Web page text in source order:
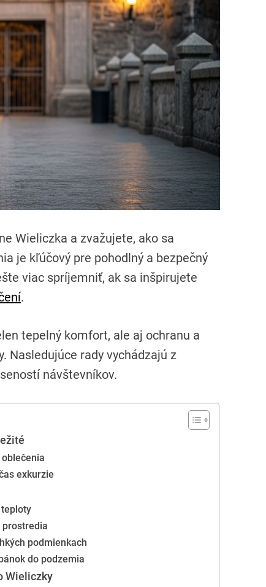
r
e
a
d
i
m
e
Wieliczka a zvažujete, ako sa
je kľúčový pre pohodlný a bezpečný
viac spríjemniť, ak sa inšpirujete
.
tepelný komfort, ale aj ochranu a
Nasledujúce rady vychádzajú z
návštevníkov.
exkurzie
prostredia
podmienkach
do podzemia
Wieliczky